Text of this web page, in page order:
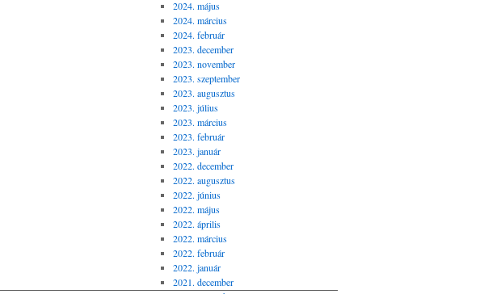
2024. május
2024. március
2024. február
2023. december
2023. november
2023. szeptember
2023. augusztus
2023. július
2023. március
2023. február
2023. január
2022. december
2022. augusztus
2022. június
2022. május
2022. április
2022. március
2022. február
2022. január
2021. december